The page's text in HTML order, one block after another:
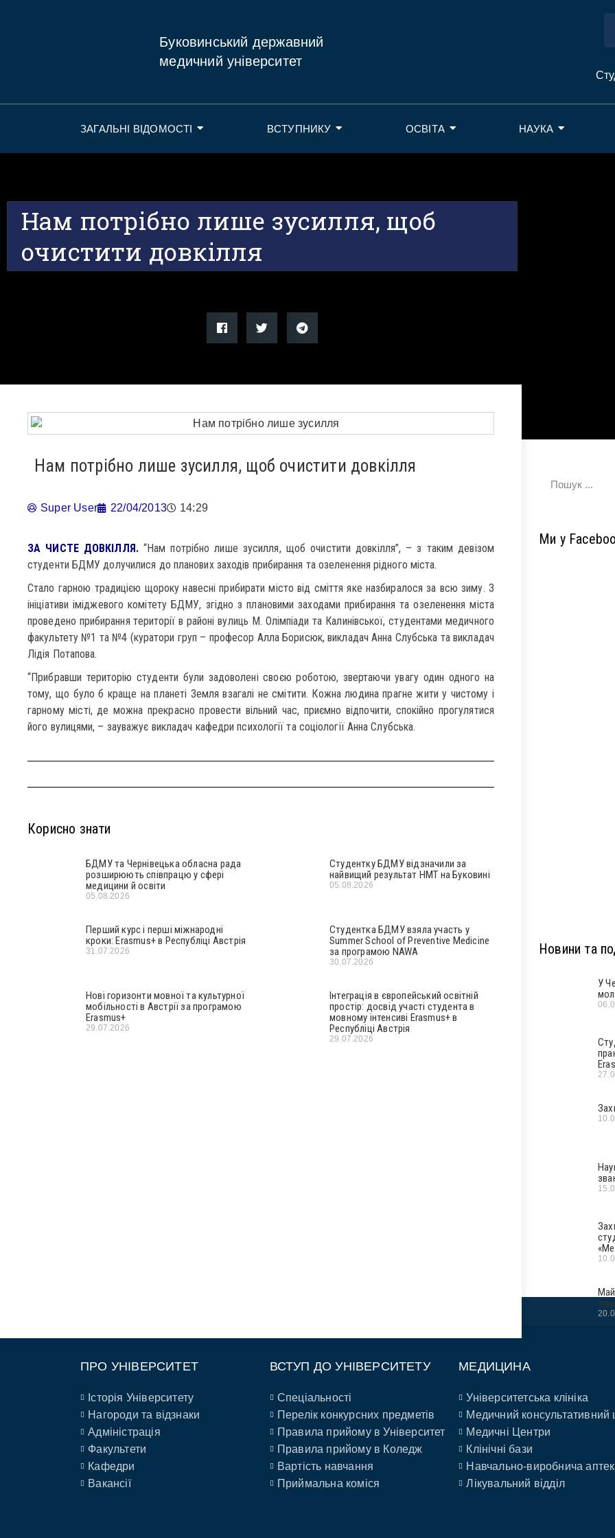
Буковинський державний
медичний університет
ЗАГАЛЬНІ ВІДОМОСТІ ВСТУПНИКУ ОСВІТА НАУКА
Нам потрібно лише зусилля, щоб
очистити довкілля
Нам потрібно лише зусилля, щоб очистити довкілля
Super User 22/04/2013 14:29
ЗА ЧИСТЕ ДОВКІЛЛЯ.“Нам потрібно лише зусилля, щоб очистити довкілля”, – з таким девізом
студенти БДМУ долучилися до планових заходів прибирання та озеленення рідного міста.
Стало гарною традицією щороку навесні прибирати місто від сміття яке назбиралося за всю зиму. З
ініціативи іміджевого комітету БДМУ, згідно з плановими заходами прибирання та озеленення міста
проведено прибирання території в районі вулиць М. Олімпіади та Калинівської, студентами медичного
факультету №1 та №4 (куратори груп – професор Алла Борисюк, викладач Анна Слубська та викладач
Лідія Потапова.
“Прибравши територію студенти були задоволені своєю роботою, звертаючи увагу один одного на
тому, що було б краще на планеті Земля взагалі не смітити. Кожна людина прагне жити у чистому і
гарному місті, де можна прекрасно провести вільний час, приємно відпочити, спокійно прогулятися
його вулицями, – зауважує викладач кафедри психології та соціології Анна Слубська.
Корисно знати
БДМУ та Чернівецька обласна рада
розширюють співпрацю у сфері
медицини й освіти
05.08.2026
Студентку БДМУ відзначили за
найвищий результат НМТ на Буковині
05.08.2026
Перший курс і перші міжнародні
кроки: Erasmus+ в Республіці Австрія
31.07.2026
Студентка БДМУ взяла участь у
Summer School of Preventive Medicine
за програмою NAWA
30.07.2026
Нові горизонти мовної та культурної
мобільності в Австрії за програмою
Erasmus+
29.07.2026
Інтеграція в європейський освітній
простір: досвід участі студента в
мовному інтенсиві Erasmus+ в
Республіці Австрія
29.07.2026
Ми у
Новини та
У
ПРО УНІВЕРСИТЕТ
Історія Університету
Нагороди та відзнаки
Адміністрація
Факультети
Кафедри
Вакансії
ВСТУП ДО УНІВЕРСИТЕТУ
Спеціальності
Перелік конкурсних предметів
Правила прийому в Університет
Правила прийому в Коледж
Вартість навчання
Приймальна коміся
МЕДИЦИНА
Університетська клініка
Медичний консультативний
Медичні Центри
Клінічні бази
Навчально-виробнича
Лікувальний відділ